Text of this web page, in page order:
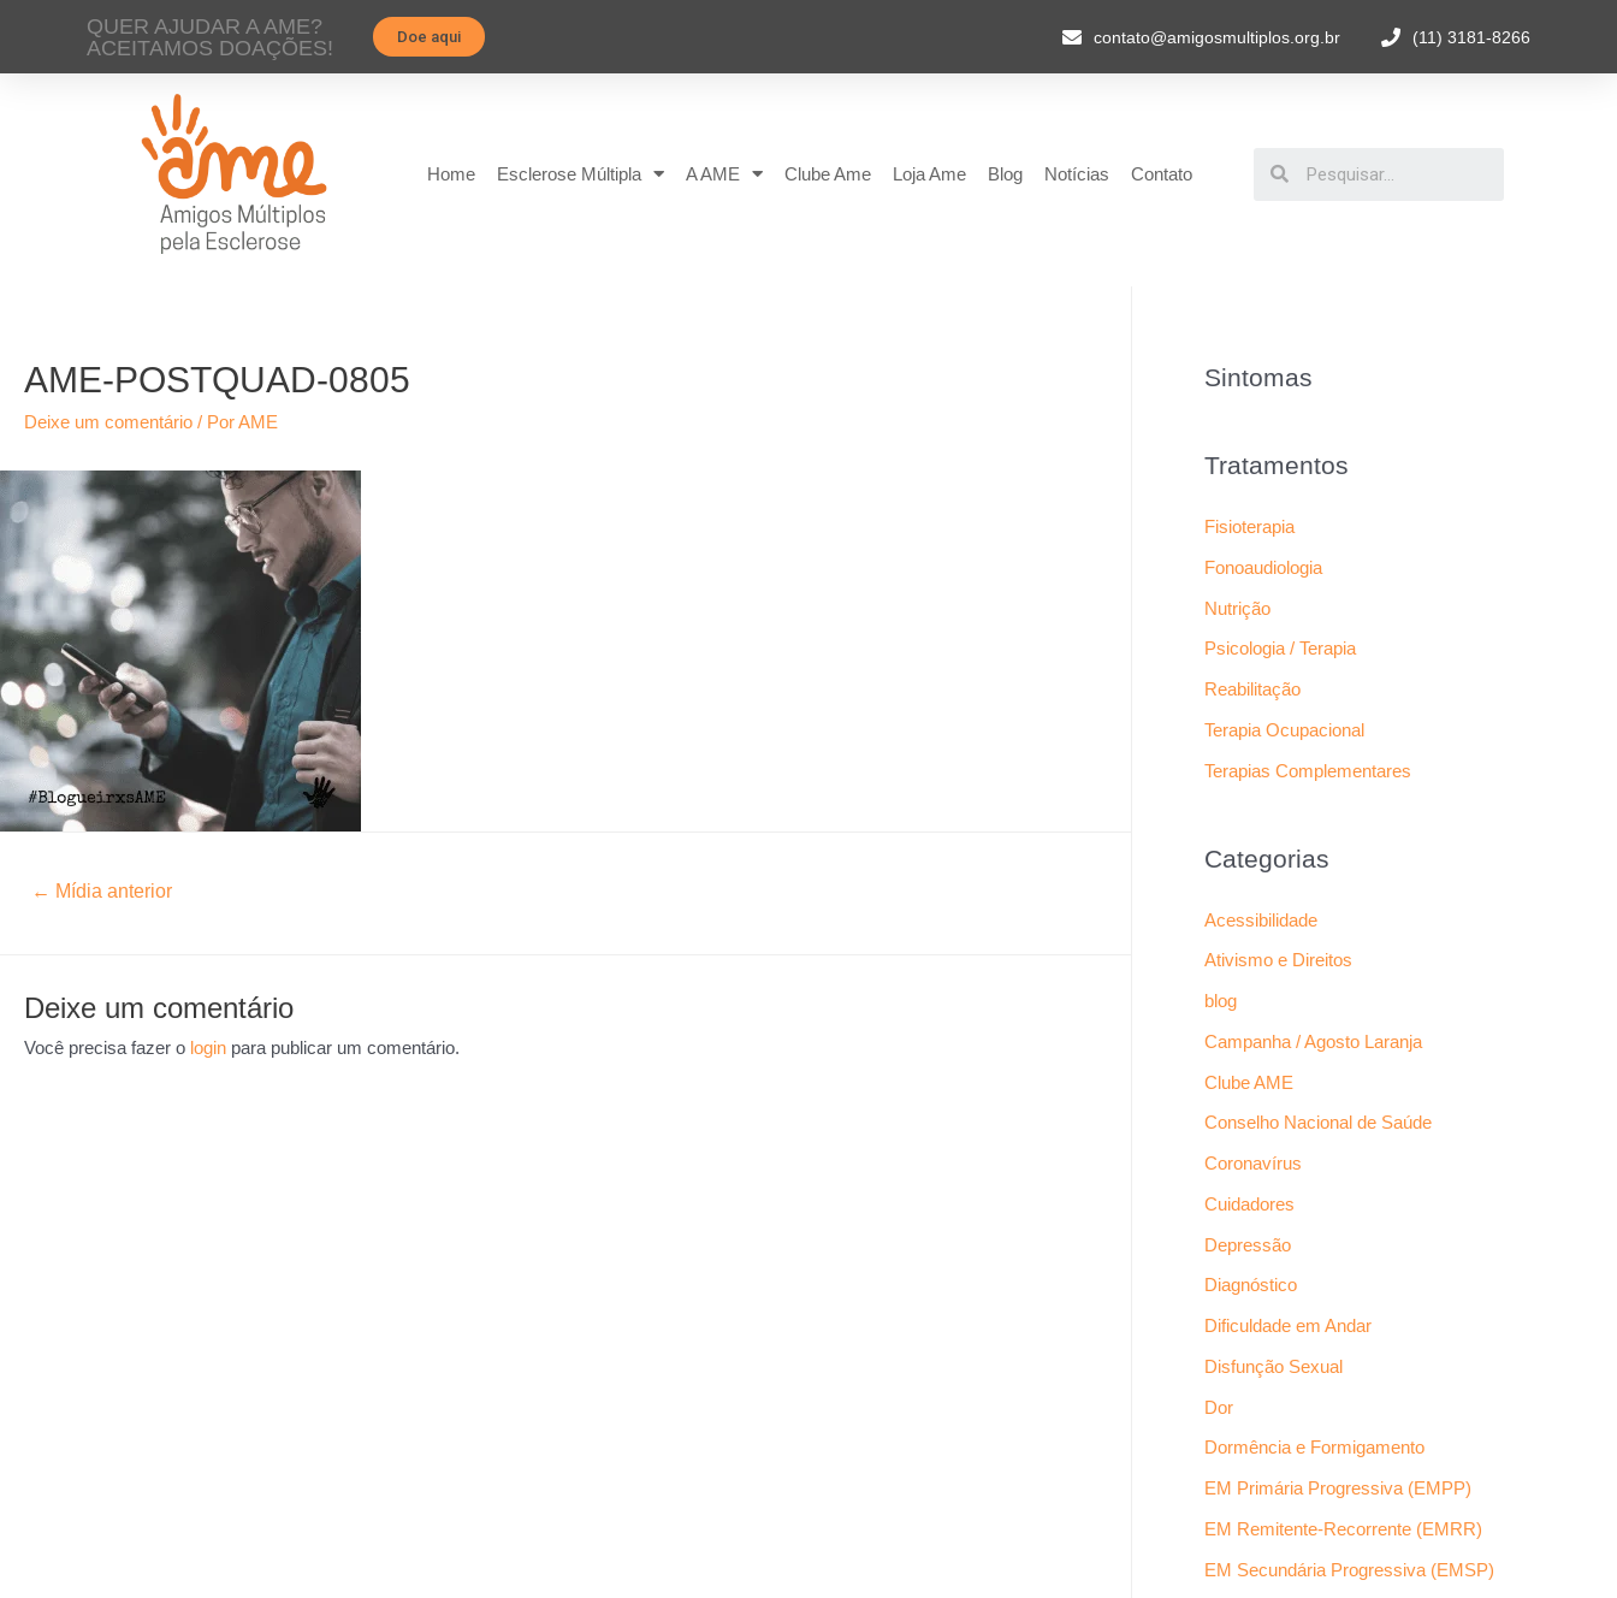
QUER AJUDAR A AME?
ACEITAMOS DOAÇÕES!
Doe aqui contato@amigosmultiplos.org.br (11) 3181-8266
Home Esclerose Múltipla A AME Clube Ame Loja Ame Blog Notícias Contato
AME-POSTQUAD-0805
Deixe um comentário / PorAME
← Mídia anterior
Deixe um comentário
Você precisa fazer o login para publicar um comentário.
Sintomas
Tratamentos
Fisioterapia
Fonoaudiologia
Nutrição
Psicologia / Terapia
Reabilitação
Terapia Ocupacional
Terapias Complementares
Categorias
Acessibilidade
Ativismo e Direitos
blog
Campanha / Agosto Laranja
Clube AME
Conselho Nacional de Saúde
Coronavírus
Cuidadores
Depressão
Diagnóstico
Dificuldade em Andar
Disfunção Sexual
Dor
Dormência e Formigamento
EM Primária Progressiva (EMPP)
EM Remitente-Recorrente (EMRR)
EM Secundária Progressiva (EMSP)